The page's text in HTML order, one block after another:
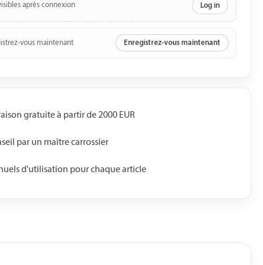
après connexion Log in
vous maintenant Enregistrez-vous maintenant
gratuite à partir de 2000 EUR
par un maître carrossier
d'utilisation pour chaque article